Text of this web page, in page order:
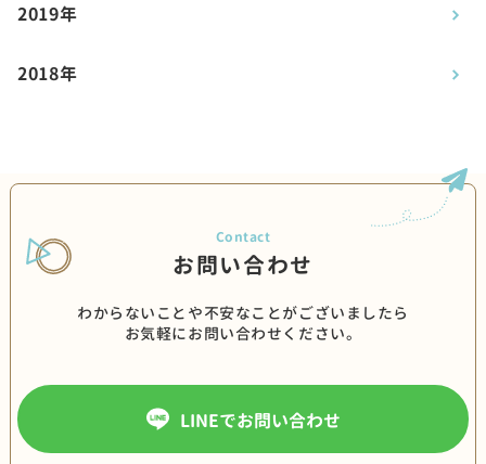
2019年
2018年
お問い合わせ
わからないことや不安なことがございましたら
お気軽にお問い合わせください。
LINEでお問い合わせ